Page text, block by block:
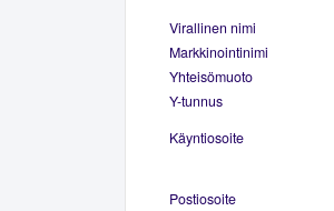
Virallinen nimi
Markkinointinimi
Yhteisömuoto
Y-tunnus
Käyntiosoite
Postiosoite